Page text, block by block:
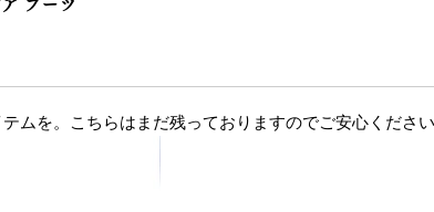
ブーツ
ムを。こちらはまだ残っておりますのでご安心くださ